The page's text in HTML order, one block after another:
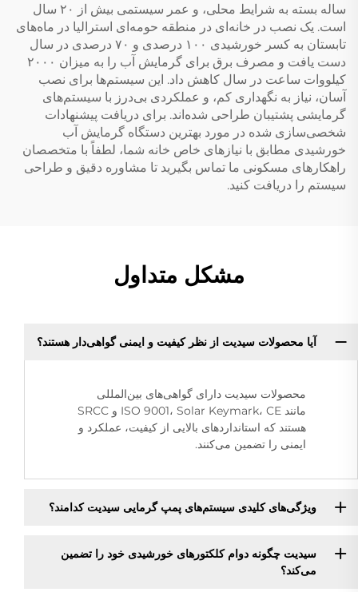
ساله بسته به شرایط محلی، و عمر سیستمی بیش از ۲۰ سال
است. یک نصب در خانه‌ای در منطقه حومه‌ای استرالیا در ماه‌های
تابستان به کسر خورشیدی ۱۰۰ درصدی و ۷۰ درصدی در سال
دست یافت و مصرف برق برای گرمایش آب را به میزان ۲۰۰۰
کیلووات ساعت در سال کاهش داد. این سیستم‌ها برای نصب
آسان، نیاز به نگهداری کم، و عملکردی بی‌درز با سیستم‌های
گرمایشی پشتیبان طراحی شده‌اند. برای دریافت پیشنهادات
شخصی‌سازی شده در مورد بهترین دستگاه گرمایش آب
خورشیدی مطابق با نیازهای خاص خانه شما، لطفاً با متخصصان
راهکارهای مسکونی ما تماس بگیرید تا مشاوره دقیق و طراحی
سیستم را دریافت کنید.
مشکل متداول
آیا محصولات سیدیت از نظر کیفیت و ایمنی گواهی‌دار هستند؟
محصولات سیدیت دارای گواهی‌های بین‌المللی
مانند ISO 9001، Solar Keymark، CE و SRCC
هستند که استانداردهای بالایی از کیفیت، عملکرد و
ایمنی را تضمین می‌کنند.
ویژگی‌های کلیدی سیستم‌های پمپ گرمایی سیدیت کدامند؟
سیدیت چگونه دوام کلکتورهای خورشیدی خود را تضمین
می‌کند؟